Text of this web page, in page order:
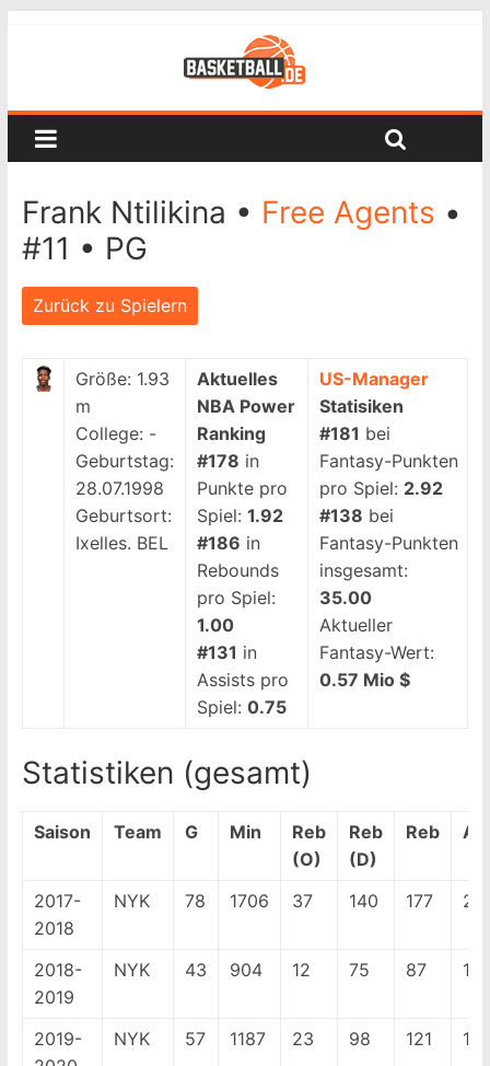
Frank Ntilikina • Free Agents •
#11 • PG
Zurück zu Spielern
Größe: 1.93
m
College: -
Geburtstag:
28.07.1998
Geburtsort:
Ixelles. BEL
Aktuelles
NBA Power
Ranking
#178 in
Punkte pro
Spiel: 1.92
#186 in
Rebounds
pro Spiel:
1.00
#131 in
Assists pro
Spiel: 0.75
US-Manager
Statisiken
#181 bei
Fantasy-Punkten
pro Spiel: 2.92
#138 bei
Fantasy-Punkten
insgesamt:
35.00
Aktueller
Fantasy-Wert:
0.57 Mio $
Statistiken (gesamt)
Saison Team G Min
Reb
(O)
Reb
(D)
Reb
2017-
2018
NYK 78 1706 37 140 177
2018-
2019
NYK 43 904 12 75 87 121
2019-
NYK 57 1187 23 98 121 172